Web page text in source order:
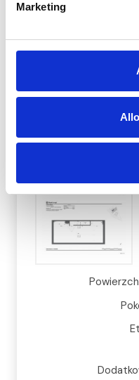
Marketing
Wyrażam zgodę
odpowiedzi na